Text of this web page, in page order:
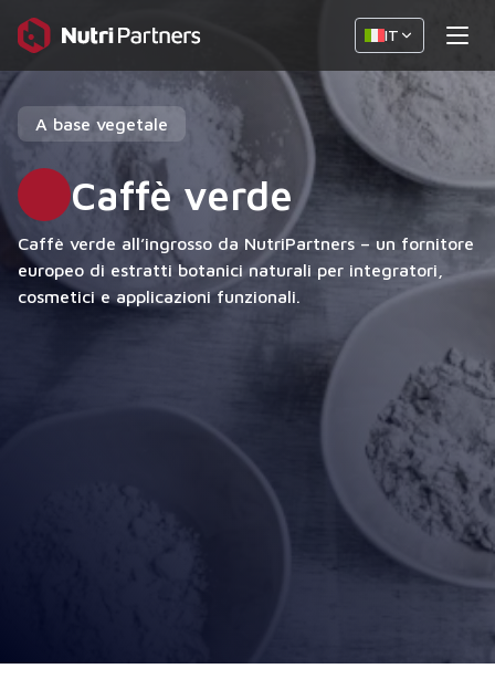
IT
A base vegetale
Caffè verde
Caffè verde all’ingrosso da NutriPartners – un fornitore
europeo di estratti botanici naturali per integratori,
cosmetici e applicazioni funzionali.